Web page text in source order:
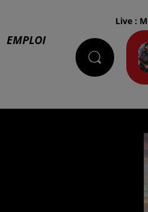
EMPLOI
Live :